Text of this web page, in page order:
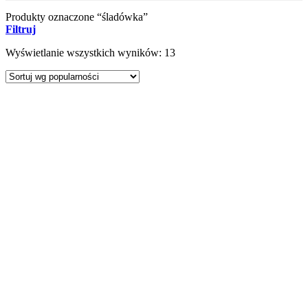
Produkty oznaczone “śladówka”
Filtruj
Wyświetlanie wszystkich wyników: 13Posortowane